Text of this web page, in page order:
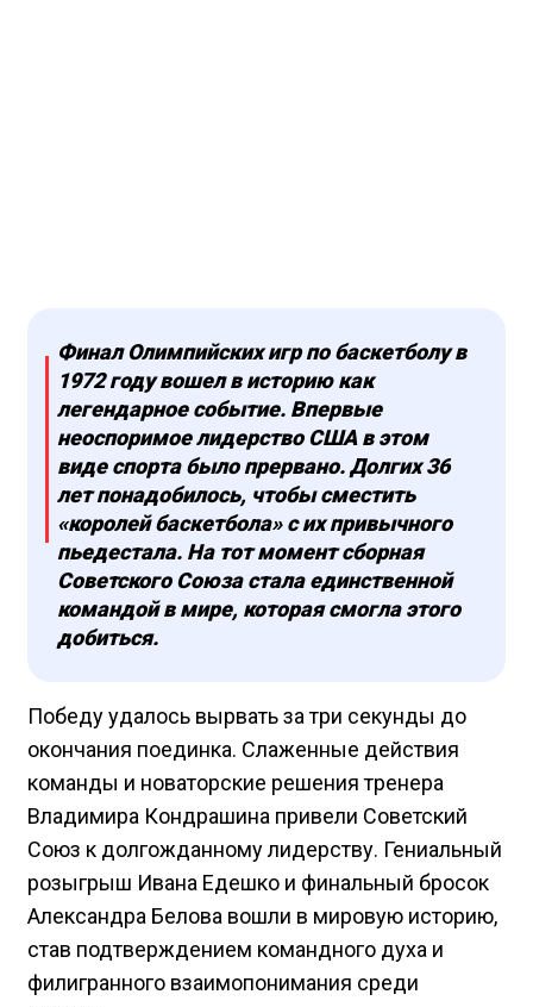
Финал Олимпийских игр по баскетболу в
1972 году вошел в историю как
легендарное событие. Впервые
неоспоримое лидерство США в этом
виде спорта было прервано. Долгих 36
лет понадобилось, чтобы сместить
«королей баскетбола» с их привычного
пьедестала. На тот момент сборная
Советского Союза стала единственной
командой в мире, которая смогла этого
добиться.
Победу удалось вырвать за три секунды до
окончания поединка. Слаженные действия
команды и новаторские решения тренера
Владимира Кондрашина привели Советский
Союз к долгожданному лидерству. Гениальный
розыгрыш Ивана Едешко и финальный бросок
Александра Белова вошли в мировую историю,
став подтверждением командного духа и
филигранного взаимопонимания среди